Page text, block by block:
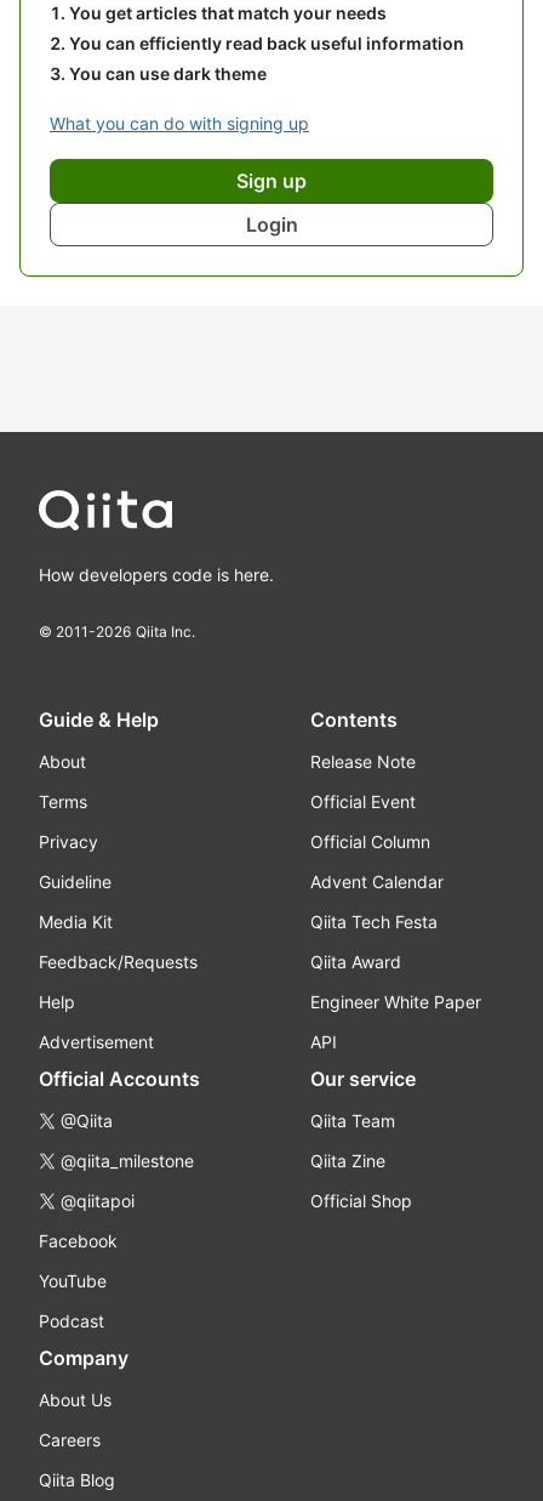
You get articles that match your needs
You can efficiently read back useful information
You can use dark theme
What you can do with signing up
Sign up
Login
How developers code is here.
© 2011-2026 Qiita Inc.
Guide & Help
About
Terms
Privacy
Guideline
Media Kit
Feedback/Requests
Help
Advertisement
Contents
Release Note
Official Event
Official Column
Advent Calendar
Qiita Tech Festa
Qiita Award
Engineer White Paper
API
Official Accounts
@Qiita
@qiita_milestone
@qiitapoi
Facebook
YouTube
Podcast
Our service
Qiita Team
Qiita Zine
Official Shop
Company
About Us
Careers
Qiita Blog